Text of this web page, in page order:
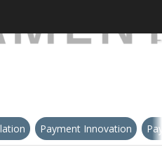
Payment Innovation